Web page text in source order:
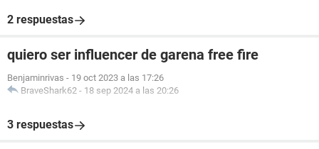
2 respuestas
quiero ser influencer de garena free fire
Benjaminrivas - 19 oct 2023 a las 17:26
BraveShark62 - 18 sep 2024 a las 20:26
3 respuestas